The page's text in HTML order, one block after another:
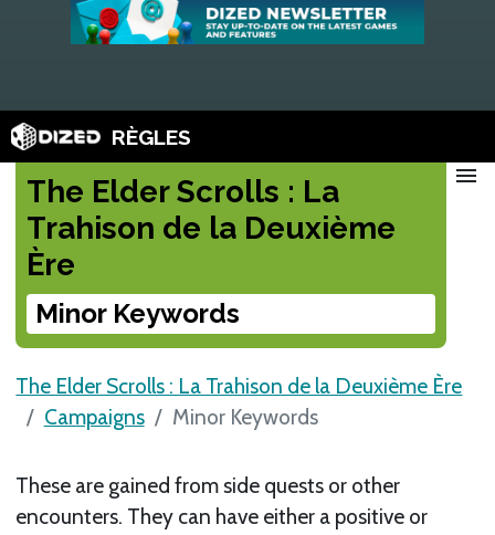
RÈGLES
The Elder Scrolls : La
Trahison de la Deuxième
Ère
Minor Keywords
menu
The Elder Scrolls : La Trahison de la Deuxième Ère
Campaigns
Minor Keywords
These are gained from side quests or other
encounters. They can have either a positive or